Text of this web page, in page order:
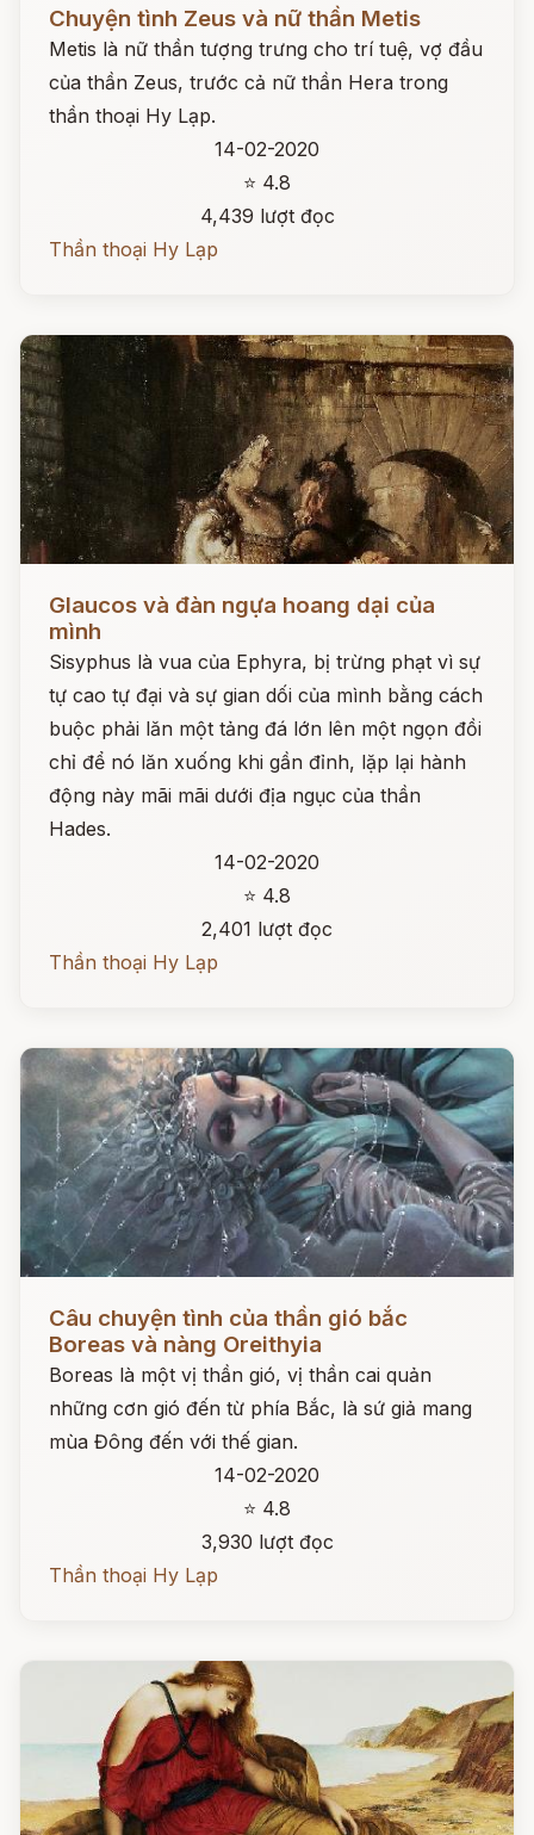
Chuyện tình Zeus và nữ thần Metis
Metis là nữ thần tượng trưng cho trí tuệ, vợ đầu
của thần Zeus, trước cả nữ thần Hera trong
thần thoại Hy Lạp.
14-02-2020
⭐ 4.8
4,439 lượt đọc
Thần thoại Hy Lạp
Glaucos và đàn ngựa hoang dại của
mình
Sisyphus là vua của Ephyra, bị trừng phạt vì sự
tự cao tự đại và sự gian dối của mình bằng cách
buộc phải lăn một tảng đá lớn lên một ngọn đồi
chỉ để nó lăn xuống khi gần đỉnh, lặp lại hành
động này mãi mãi dưới địa ngục của thần
Hades.
14-02-2020
⭐ 4.8
2,401 lượt đọc
Thần thoại Hy Lạp
Câu chuyện tình của thần gió bắc
Boreas và nàng Oreithyia
Boreas là một vị thần gió, vị thần cai quản
những cơn gió đến từ phía Bắc, là sứ giả mang
mùa Đông đến với thế gian.
14-02-2020
⭐ 4.8
3,930 lượt đọc
Thần thoại Hy Lạp